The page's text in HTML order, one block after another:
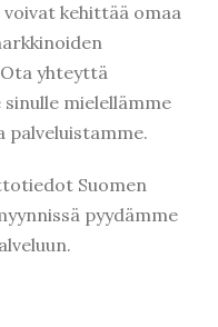
kehittää omaa
yhteyttä
mielellämme
palveluistamme.
Suomen
pyydämme